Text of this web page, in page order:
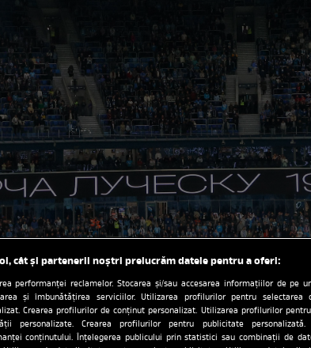
cât și partenerii noștri prelucrăm datele pentru a oferi:
performanței reclamelor. Stocarea și/sau accesarea informațiilor de pe
și îmbunătățirea serviciilor. Utilizarea profilurilor pentru selectarea
Crearea profilurilor de conținut personalizat. Utilizarea profilurilor
personalizate. Crearea profilurilor pentru publicitate personalizată.
conținutului. Înțelegerea publicului prin statistici sau combinații de